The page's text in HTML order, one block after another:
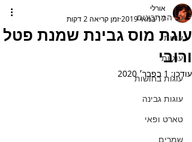
כל המתכונים
עוגות
עוגיות
עוגות בחושות
עוגות גבינה
טארט ופאי
שמרים
עוגת מוס גבינת שמנת פטל
ורובי
אורלי
17 במאי 2019
זמן קריאה 2 דקות
עודכן: 1 בפבר׳ 2020